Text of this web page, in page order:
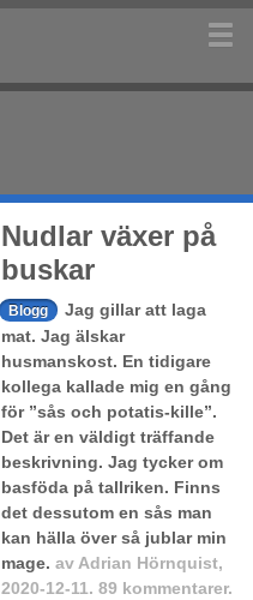
Nudlar växer på
buskar
Blogg
Jag gillar att laga
mat. Jag älskar
husmanskost. En tidigare
kollega kallade mig en gång
för ”sås och potatis-kille”.
Det är en väldigt träffande
beskrivning. Jag tycker om
basföda på tallriken. Finns
det dessutom en sås man
kan hälla över så jublar min
mage. av Adrian Hörnquist,
2020-12-11. 89 kommentarer.